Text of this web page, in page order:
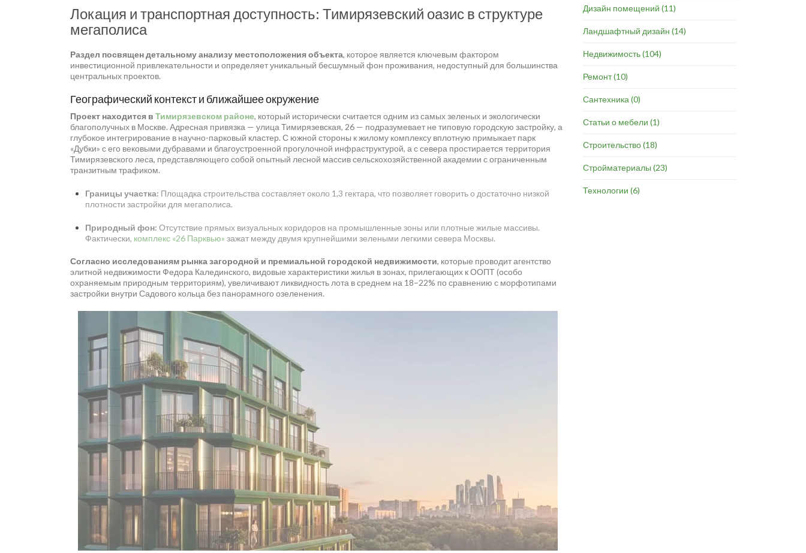
Локация и транспортная доступность: Тимирязевский оазис в структуре
мегаполиса
Раздел посвящен детальному анализу местоположения объекта, которое является ключевым фактором
инвестиционной привлекательности и определяет уникальный бесшумный фон проживания, недоступный для большинства
центральных проектов.
Географический контекст и ближайшее окружение
Проект находится в Тимирязевском районе, который исторически считается одним из самых зеленых и экологически
благополучных в Москве. Адресная привязка — улица Тимирязевская, 26 — подразумевает не типовую городскую застройку, а
глубокое интегрирование в научно-парковый кластер. С южной стороны к жилому комплексу вплотную примыкает парк
«Дубки» с его вековыми дубравами и благоустроенной прогулочной инфраструктурой, а с севера простирается территория
Тимирязевского леса, представляющего собой опытный лесной массив сельскохозяйственной академии с ограниченным
транзитным трафиком.
Границы участка: Площадка строительства составляет около 1,3 гектара, что позволяет говорить о достаточно низкой
плотности застройки для мегаполиса.
Природный фон: Отсутствие прямых визуальных коридоров на промышленные зоны или плотные жилые массивы.
Фактически, комплекс «26 Парквью» зажат между двумя крупнейшими зелеными легкими севера Москвы.
Согласно исследованиям рынка загородной и премиальной городской недвижимости, которые проводит агентство
элитной недвижимости Федора Калединского, видовые характеристики жилья в зонах, прилегающих к ООПТ (особо
охраняемым природным территориям), увеличивают ликвидность лота в среднем на 18–22% по сравнению с морфотипами
застройки внутри Садового кольца без панорамного озеленения.
Дизайн помещений (11)
Ландшафтный дизайн (14)
Недвижимость(104)
Ремонт(10)
Сантехника (0)
Статьи о мебели (1)
Строительство(18)
Стройматериалы (23)
Технологии (6)